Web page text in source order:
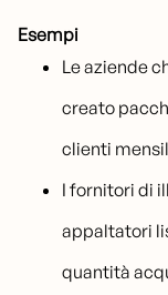
Esempi
Le aziende
creato
clienti
I fornitori di
appaltatori
quantità